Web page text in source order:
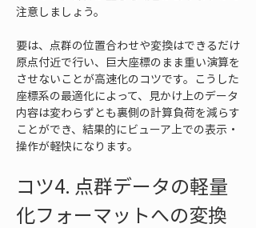
注意しましょう。
要は、点群の位置合わせや変換はできるだけ
原点付近で行い、巨大座標のまま重い演算を
させないことが高速化のコツです。こうした
座標系の最適化によって、見かけ上のデータ
内容は変わらずとも裏側の計算負荷を減らす
ことができ、結果的にビューア上での表示・
操作が軽快になります。
コツ4. 点群データの軽量
化フォーマットへの変換